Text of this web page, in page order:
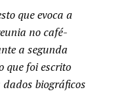
que evoca a
no café-
a segunda
que foi escrito
biográficos